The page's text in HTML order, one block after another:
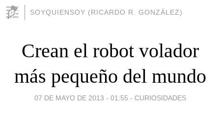
SOYQUIENSOY (RICARDO R. GONZÁLEZ)
Crean el robot volador
más pequeño del mundo
07 DE MAYO DE 2013 - 01:55 - CURIOSIDADES